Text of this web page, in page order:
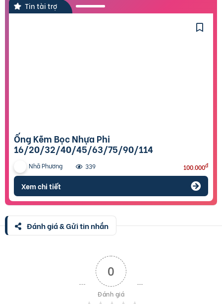
Tin tài trợ
Ống Kẽm Bọc Nhựa Phi
16/20/32/40/45/63/75/90/114
Nhã Phương 339 100.000đ
Xem chi tiết
Đánh giá & Gửi tin nhắn
0
Đánh giá